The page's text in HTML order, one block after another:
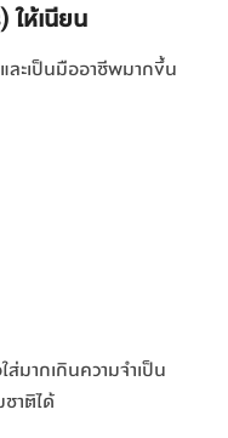
ให้เนียน
ละเป็นมืออาชีพมากขึ้น
ส่มากเกินความจำเป็น
ชาติได้